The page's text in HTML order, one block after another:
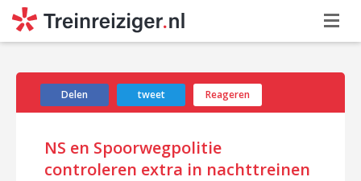
Delen tweet Reageren
NS en Spoorwegpolitie
controleren extra in nachttreinen